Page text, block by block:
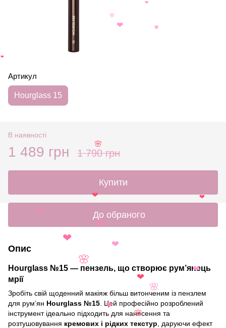
Артикул
Hourglass 15
В наявності
1 489 грн 1 790 грн
Купити
До обраного
Опис
Hourglass №15 — пензель, що створює рум’янець
мрії
Зробіть свій щоденний макіяж більш витонченим із пензлем
для рум’ян Hourglass №15 . Цей професійно розроблений
інструмент ідеально підходить для нанесення та
розтушовування кремових і рідких текстур , даруючи ефект
🌸
❤
🌸
🌸
🌸
❤
🌸
🌸
❤
❤
❤
❤
❤
🌸
❤